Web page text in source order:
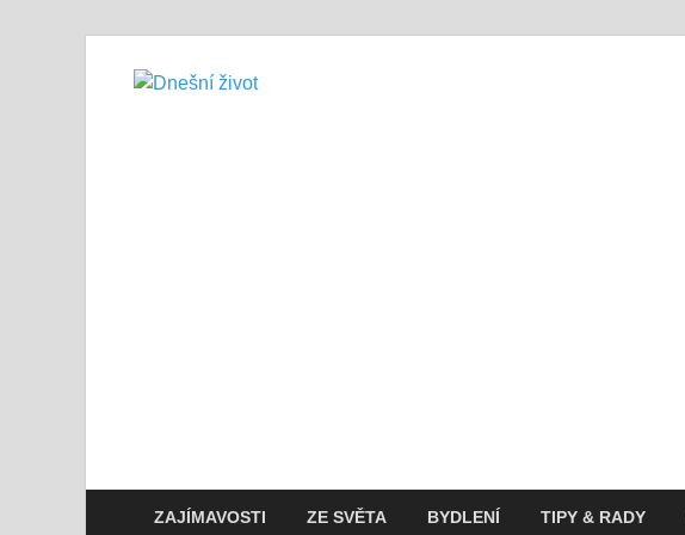
ZAJÍMAVOSTI ZE SVĚTA BYDLENÍ TIPY & RADY